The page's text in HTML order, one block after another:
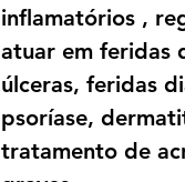
inflamatórios ,
atuar em feridas
úlceras, feridas
psoríase,
tratamento de